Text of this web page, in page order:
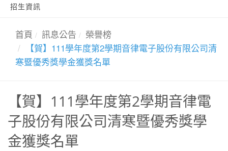
招生資訊
首頁 訊息公告
榮譽榜
【賀】111學年度第2學期音律電子股份有限公司清
寒暨優秀獎學金獲獎名單
【賀】111學年度第2學期音律電
子股份有限公司清寒暨優秀獎學
金獲獎名單